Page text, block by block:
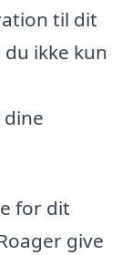
til dit
ikke kun
for dit
give